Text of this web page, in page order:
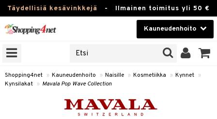
Täydellisiä kesävinkkejä - Ilmainen toimitus yli 50 €
Kauneudenhoito
Kauneudenhoito
Piilolinssit
Shopping4net » Kauneudenhoito » Naisille » Kosmetiikka » Kynnet »
Kynsilakat » Mavala Pop Wave Collection